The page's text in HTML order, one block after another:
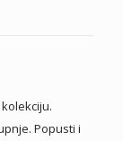
Popusti i